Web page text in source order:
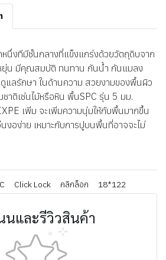
นึ่งทีมีชั้นกลางที่แข็งแกร่งด้วยวัตถุดิบจาก
ยุ่น มีคุณสมบัติ ทนทาน กันน้ำ กันแมลง
แลรักษา ในด้านความ สวยงามของพื้นผิว
าติเช่นไม้หรือหิน พื้นSPC รุ่น 5 มม.
เพิ่ม จะเพิ่มความนุ่มให้กับพื้นมากขึ้น
งอง่าย เหมาะกับการปูบนพื้นที่อาจจะไม่
Click Lock คลิกล็อก 18*122
นและรีวิวสินค้า